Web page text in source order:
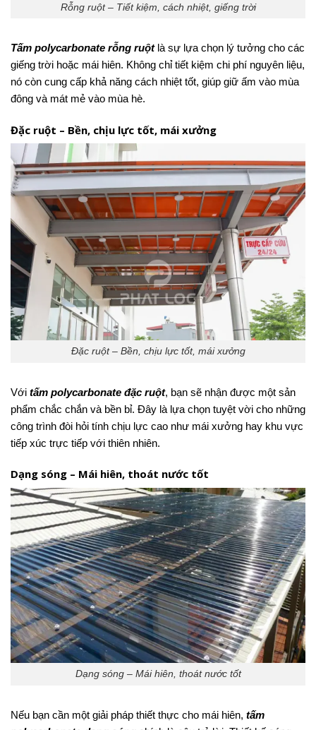
Rỗng ruột – Tiết kiệm, cách nhiệt, giếng trời
Tấm polycarbonate rỗng ruộtlà sự lựa chọn lý tưởng cho các
giếng trời hoặc mái hiên. Không chỉ tiết kiệm chi phí nguyên liệu,
nó còn cung cấp khả năng cách nhiệt tốt, giúp giữ ấm vào mùa
đông và mát mẻ vào mùa hè.
Đặc ruột – Bền, chịu lực tốt, mái xưởng
Đặc ruột – Bền, chịu lực tốt, mái xưởng
Với tấm polycarbonate đặc ruột, bạn sẽ nhận được một sản
phẩm chắc chắn và bền bỉ. Đây là lựa chọn tuyệt vời cho những
công trình đòi hỏi tính chịu lực cao như mái xưởng hay khu vực
tiếp xúc trực tiếp với thiên nhiên.
Dạng sóng – Mái hiên, thoát nước tốt
Dạng sóng – Mái hiên, thoát nước tốt
Nếu bạn cần một giải pháp thiết thực cho mái hiên, tấm